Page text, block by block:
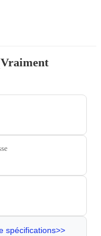
spécifications>>